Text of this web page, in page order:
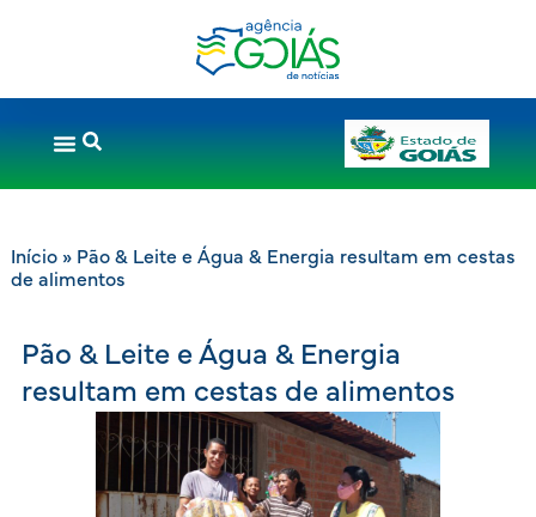
Início» Pão & Leite e Água & Energia resultam em cestas
de alimentos
Pão & Leite e Água & Energia
resultam em cestas de alimentos